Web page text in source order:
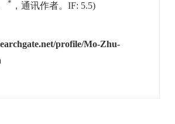
* ，通讯作者。IF: 5.5)
profile/Mo-Zhu-